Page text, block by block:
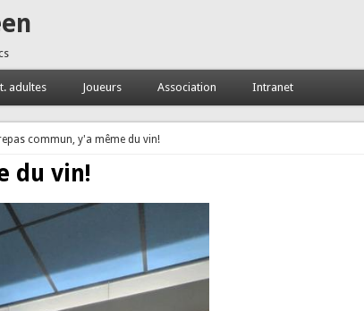
adultes Joueurs Association Intranet
commun, y'a même du vin!
du vin!